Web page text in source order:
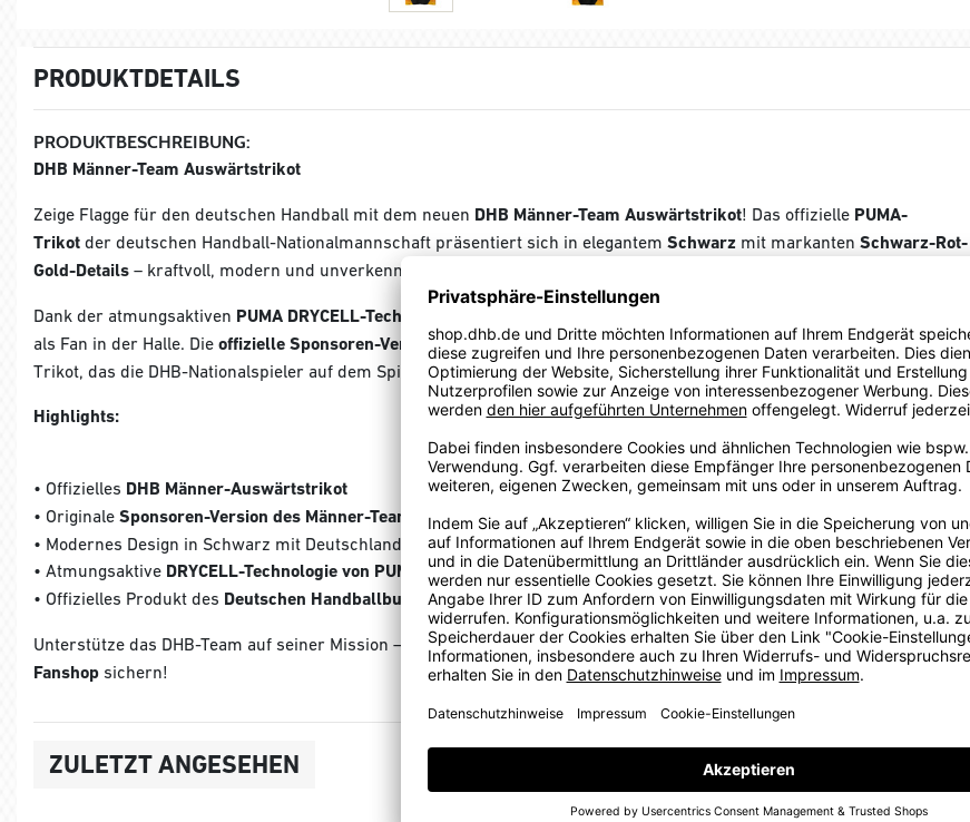
PRODUKTDETAILS
PRODUKTBESCHREIBUNG:
DHB Männer-Team Auswärtstrikot
Zeige Flagge für den deutschen Handball mit dem neuen DHB Männer-Team Auswärtstrikot! Das offizielle PUMA-
Trikot der deutschen Handball-Nationalmannschaft präsentiert sich in elegantem Schwarz mit markanten Schwarz-Rot-
Gold-Details – kraftvoll, modern und unverkennbar.
Dank der atmungsaktiven PUMA DRYCELL-Technologie
als Fan in der Halle. Die offizielle Sponsoren-Versionmit den Logos vonLidl, DKB, Alsco und atlas entspricht exakt dem
Trikot, das die DHB-Nationalspieler auf dem Spielfeld tragen.
Highlights:
• Offizielles DHB Männer-Auswärtstrikot
• Originale Sponsoren-Version des Männer-Teams
• Modernes Design in Schwarz mit Deutschland-Details
• Atmungsaktive DRYCELL-Technologie von PUMA
• Offizielles Produkt des Deutschen Handballbundes
Unterstütze das DHB-Team auf seiner Mission – jetzt dasoriginale DHB Männer-Team Auswärtstrikot imoffiziellen DHB-
Fanshop sichern!
ZULETZT ANGESEHEN